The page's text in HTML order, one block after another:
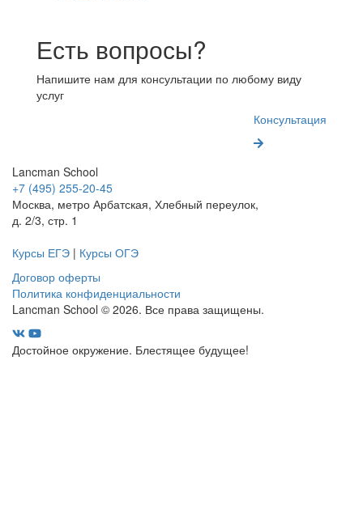
Есть вопросы?
Напишите нам для консультации по любому виду
услуг
Консультация
Lancman School
+7 (495) 255-20-45
Москва, метро Арбатская, Хлебный переулок,
д. 2/3, стр. 1
Курсы ЕГЭ | Курсы ОГЭ
Договор оферты
Политика конфиденциальности
Lancman School © 2026. Все права защищены.
Достойное окружение. Блестящее будущее!